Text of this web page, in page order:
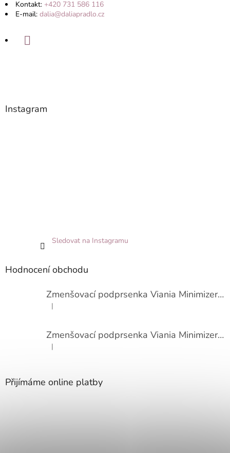
Kontakt: +420 731 586 116
E-mail: dalia@daliapradlo.cz
Instagram
Sledovat na Instagramu
Hodnocení obchodu
Zmenšovací podprsenka Viania Minimizer 14586
Hodnocení produktu je 3 z 5 hvězdiček.
|
Zmenšovací podprsenka Viania Minimizer 14586
Hodnocení produktu je 4 z 5 hvězdiček.
|
Přijímáme online platby